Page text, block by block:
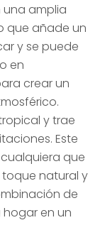
amplia
que añade un
y se puede
en
crear un
y trae
Este
que
natural y
de
en un